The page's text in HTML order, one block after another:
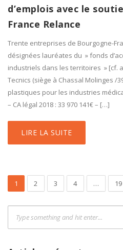
d’emplois avec le
France Relance
Trente entreprises de Bourgogne-
désignées lauréates du » fonds
industriels dans les territoires » [cf.
Tecnics (siège à Chassal Molinges /
plastiques pour les industries
– CA légal 2018 : 33 970 141€ – […]
LIRE LA SUITE
1 2 3 4 … 19